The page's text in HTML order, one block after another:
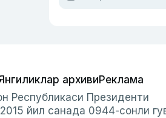
Украина армияси
архивиРеклама
Республикаси Президенти
йил санада 0944-сонли